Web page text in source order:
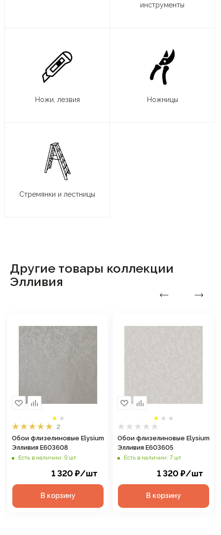
инструменты
Ножи, лезвия Ножницы
Стремянки и лестницы
Другие товары коллекции
Элливия
2
Обои флизелиновые Elysium
Элливия Е603608
Есть в наличии: 9 шт
1 320 ₽/шт
В корзину
Обои флизелиновые Elysium
Элливия Е603605
Есть в наличии: 7 шт
1 320 ₽/шт
В корзину